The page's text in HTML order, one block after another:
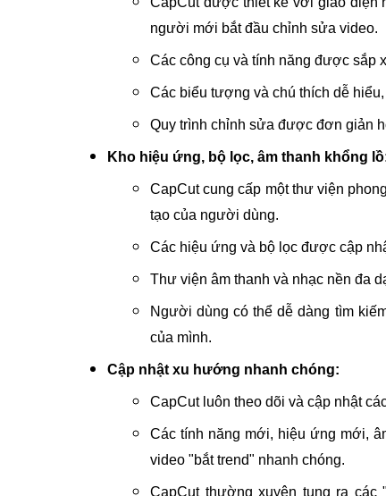
người mới bắt đầu chỉnh sửa video.
Các công cụ và tính năng được sắp
Các biểu tượng và chú thích dễ
Quy trình chỉnh sửa được đơn giản
Kho hiệu ứng, bộ lọc, âm thanh khổng
CapCut cung cấp một thư viện
tạo của người dùng.
Các hiệu ứng và bộ lọc được cập
Thư viện âm thanh và nhạc nền đa
Người dùng có thể dễ dàng tìm
của mình.
Cập nhật xu hướng nhanh chóng:
CapCut luôn theo dõi và cập nhật
Các tính năng mới, hiệu ứng mới,
video "bắt trend" nhanh chóng.
CapCut thường xuyên tung ra các